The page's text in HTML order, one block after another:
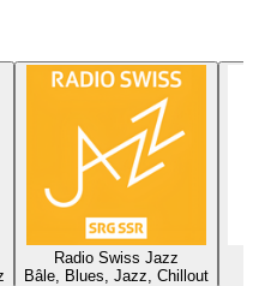
Radio Swiss Jazz
Bâle, Blues, Jazz, Chillout